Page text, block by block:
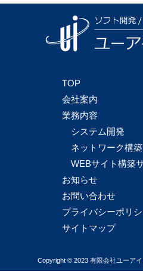
TOP
会社案内
業務内容
システム開発
ネットワーク構
WEBサイト構築
お知らせ
お問い合わせ
プライバシーポリ
サイトマップ
Copyright © 2023 有限会社ユーア